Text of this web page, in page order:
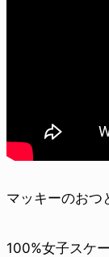
マッキーのおつ
100%女子スケ